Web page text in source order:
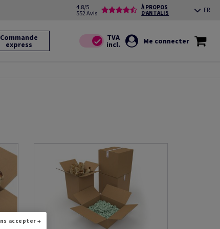
4.8/5
552 Avis
À PROPOS
D’ANTALIS FR
Commande
express Me connecter
Continuer sans accepter →